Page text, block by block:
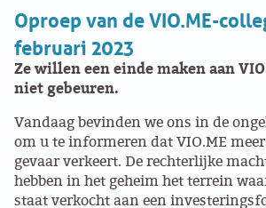
CAMPAGNES
ANARCHISME – EEN INTRODUCTIE
OTTO SLAVEFORCE
JUMBO DISTRIBUTIECENTRA EN
Oproep van de VIO.ME-
februari 2023
Ze willen een einde maken aan
niet gebeuren.
Vandaag bevinden we ons in de
om u te informeren dat VIO.ME
gevaar verkeert. De rechterlijke
hebben in het geheim het terrein
staat verkocht aan een